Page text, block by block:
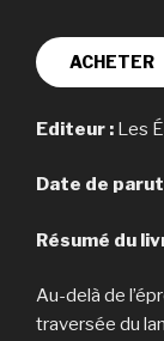
ACHETER
Editeur : Les
Date de
Résumé du
Au-delà de
traversée du